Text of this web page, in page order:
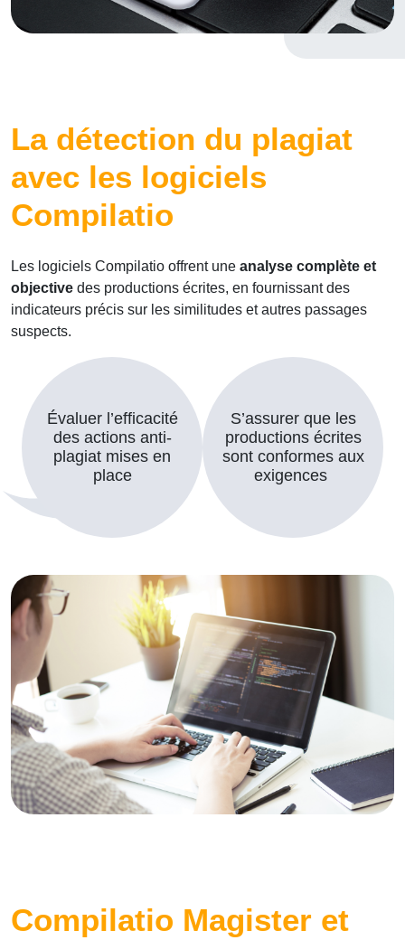
La détection du plagiat
avec les logiciels
Compilatio
Les logiciels Compilatio offrent une analyse complète et
objective des productions écrites, en fournissant des
indicateurs précis sur les similitudes et autres passages
suspects.
Évaluer l’efficacité
des actions anti-
plagiat mises en
place
S’assurer que les
productions écrites
sont conformes aux
exigences
Compilatio Magister et